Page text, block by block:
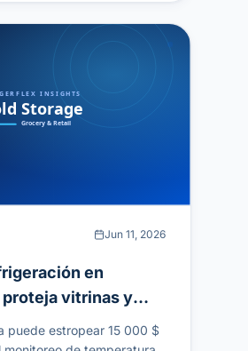
Jun 11, 2026
en
vitrinas y
puede estropear 15 000 $